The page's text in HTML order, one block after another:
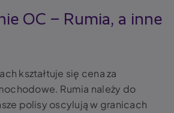
OC – Rumia, a inne
kształtuje się cena za
Rumia należy do
polisy oscylują w granicach